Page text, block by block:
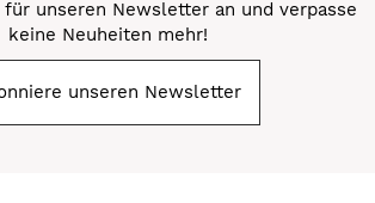
unseren Newsletter an und verpasse
keine Neuheiten mehr!
unseren Newsletter